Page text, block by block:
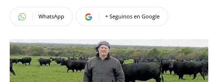
WhatsApp + Seguinos en Google